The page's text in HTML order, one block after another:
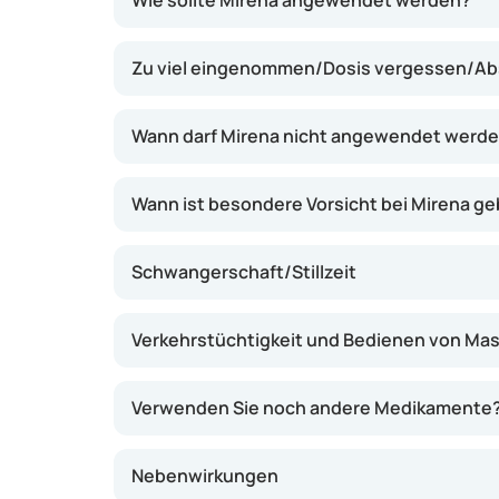
Gebärmutter ab. Dieses Hormon sorgt
Spermien erschwert, eine Eizelle zu
lindern und den Blutverlust während der
sogar zum Stillstand bringen.
Zu viel eingenommen/Dosis vergessen/
Wann darf Mirena nicht angewendet
Wann ist besondere Vorsicht bei Mirena
Schwangerschaft/Stillzeit
Verkehrstüchtigkeit und Bedienen von
Verwenden Sie noch andere
Nebenwirkungen